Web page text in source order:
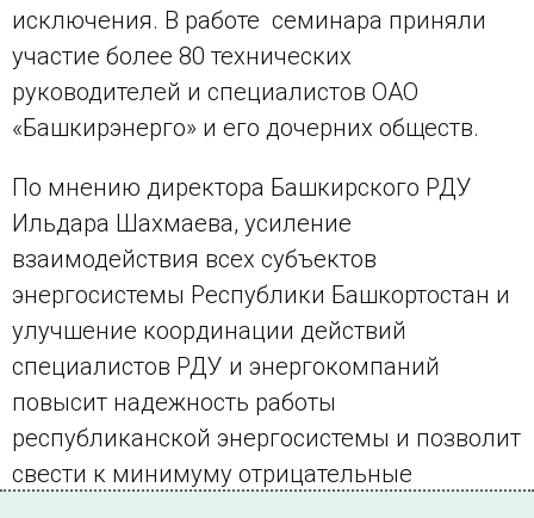
исключения. В работе семинара приняли
участие более 80 технических
руководителей и специалистов ОАО
«Башкирэнерго» и его дочерних обществ.
По мнению директора Башкирского РДУ
Ильдара Шахмаева, усиление
взаимодействия всех субъектов
энергосистемы Республики Башкортостан и
улучшение координации действий
специалистов РДУ и энергокомпаний
повысит надежность работы
республиканской энергосистемы и позволит
свести к минимуму отрицательные